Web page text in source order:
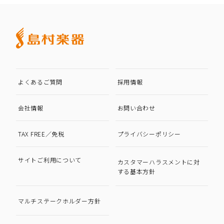
よくあるご質問 採用情報
会社情報 お問い合わせ
TAX FREE／免税 プライバシーポリシー
サイトご利用について
カスタマーハラスメントに対
する基本方針
マルチステークホルダー方針